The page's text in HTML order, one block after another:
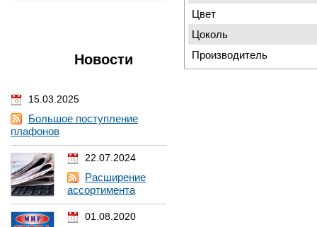
Новости
15.03.2025
Большое поступление
плафонов
22.07.2024
Расширение
ассортимента
01.08.2020
Цвет
Цоколь
Производитель